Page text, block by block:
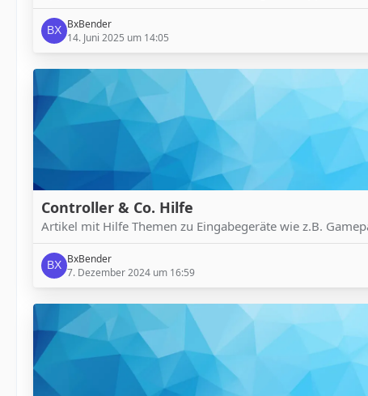
BxBender
14. Juni 2025 um 14:05
Controller & Co. Hilfe
Artikel mit Hilfe Themen zu Eingabegeräte wie z.B.
BxBender
7. Dezember 2024 um 16:59